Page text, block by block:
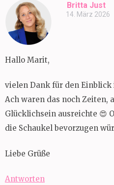
Britta Just
14. März 2026
Hallo Marit,
vielen Dank für den Einblick
Ach waren das noch Zeiten,
Glücklichsein ausreichte 😍
die Schaukel bevorzugen
Liebe Grüße
Antworten